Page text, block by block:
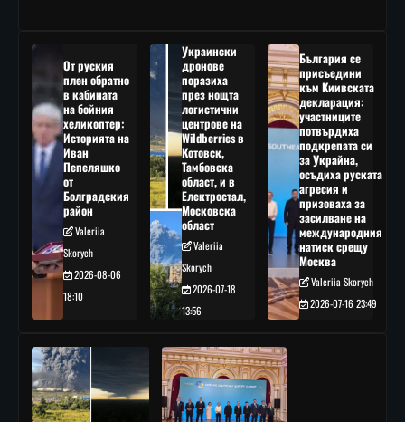
От руския
плен обратно
в кабината
на бойния
хеликоптер:
Историята на
Иван
Пепеляшко
от
Болградския
район
Valeriia
Skorych
2026-08-06
18:10
Украински
дронове
поразиха
през нощта
логистични
центрове на
Wildberries в
Котовск,
Тамбовска
област, и в
Електростал,
Московска
област
Valeriia
Skorych
2026-07-18
13:56
България се
присъедини
към Киивската
декларация:
участниците
потвърдиха
подкрепата си
за Украйна,
осъдиха руската
агресия и
призоваха за
засилване на
международния
натиск срещу
Москва
Valeriia Skorych
2026-07-16 23:49